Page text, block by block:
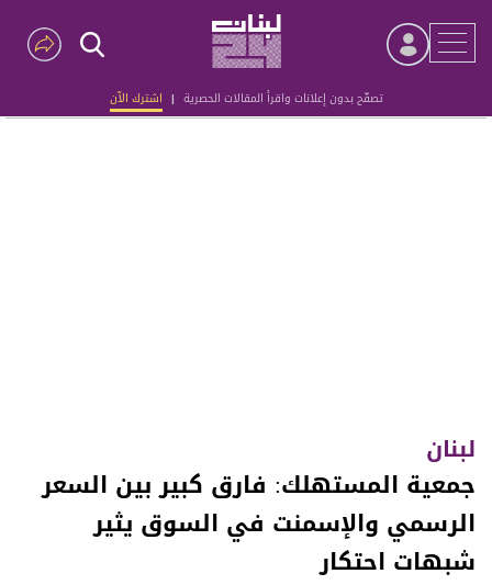
تصفّح بدون إعلانات واقرأ المقالات الحصرية | اشترك الآن
Advertisement
لبنان
جمعية المستهلك: فارق كبير بين السعر
الرسمي والإسمنت في السوق يثير
شبهات احتكار